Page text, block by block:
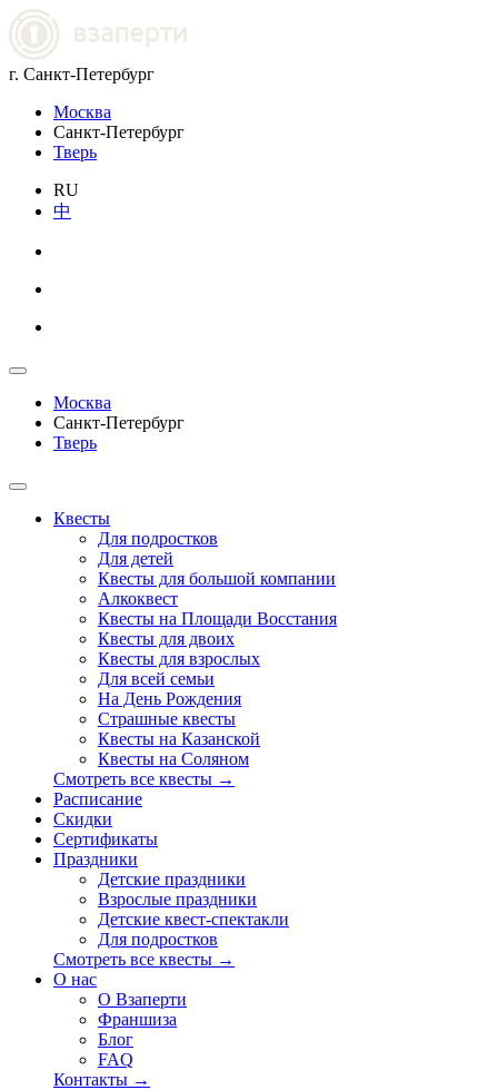
г. Санкт-Петербург
Москва
Санкт-Петербург
Тверь
RU
中
Москва
Санкт-Петербург
Тверь
Квесты
Для подростков
Для детей
Квесты для большой компании
Алкоквест
Квесты на Площади Восстания
Квесты для двоих
Квесты для взрослых
Для всей семьи
На День Рождения
Страшные квесты
Квесты на Казанской
Квесты на Соляном
Смотреть все квесты →
Расписание
Скидки
Сертификаты
Праздники
Детские праздники
Взрослые праздники
Детские квест-спектакли
Для подростков
Смотреть все квесты →
О нас
О Взаперти
Франшиза
Блог
FAQ
Контакты →